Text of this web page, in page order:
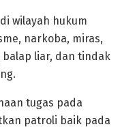
wilayah hukum
narkoba, miras,
balap liar, dan tindak
tugas pada
patroli baik pada